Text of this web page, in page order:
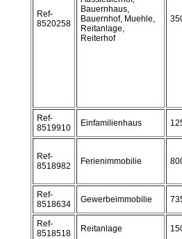
Ref-
8520258
Bauernhaus,
Bauernhof, Muehle,
Reitanlage,
Reiterhof
Ref-
8519910
Einfamilienhaus
Ref-
8518982
Ferienimmobilie
Ref-
8518634
Gewerbeimmobilie
Ref-
8518518
Reitanlage